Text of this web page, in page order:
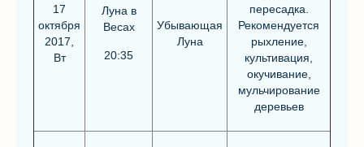
17
октября
2017,
Вт
Луна в
Весах
20:35
Убывающая
Луна
пересадка.
Рекомендуется
рыхление,
культивация,
окучивание,
мульчирование
деревьев